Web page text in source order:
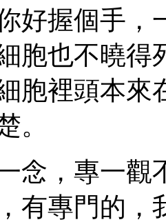
好握個手，
胞也不曉得
胞裡頭本來
。
念，專一觀
有專門的，